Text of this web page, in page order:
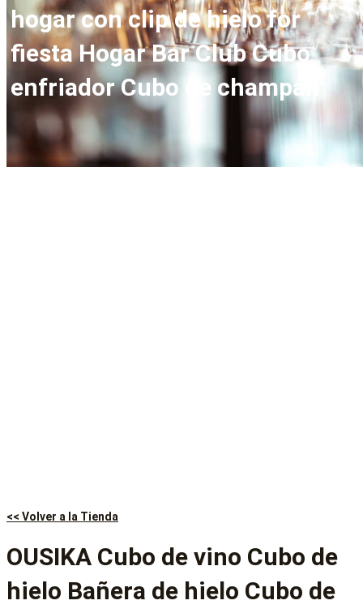
hogar con clip de hielo for
fiesta Hogar Bar Club Cubo
enfriador Cubo de champán
<< Volver a la Tienda
OUSIKA Cubo de vino Cubo de
hielo Bañera de hielo Cubo de